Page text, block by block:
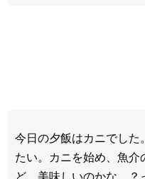
今日の夕飯はカニでした
たい。カニを始め、魚介